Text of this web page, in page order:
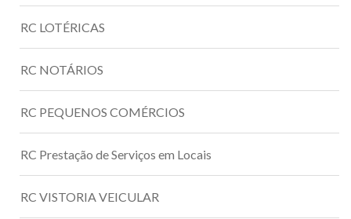
RC LOTÉRICAS
RC NOTÁRIOS
RC PEQUENOS COMÉRCIOS
RC Prestação de Serviços em Locais
RC VISTORIA VEICULAR